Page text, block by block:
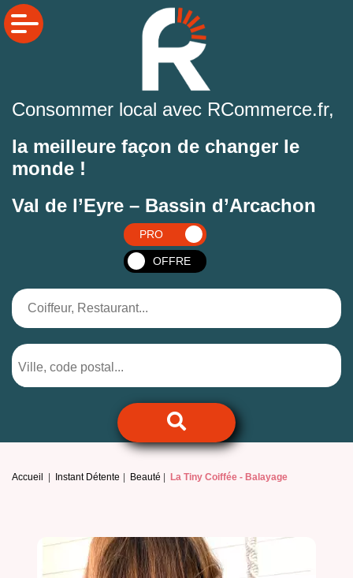
Consommer local avec RCommerce.fr,
la meilleure façon de changer le
monde !
Val de l’Eyre – Bassin d’Arcachon
PRO
OFFRE
Accueil Instant Détente Beauté La Tiny Coiffée - Balayage